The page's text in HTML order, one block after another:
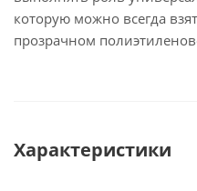
которую можно всегда
прозрачном
Характеристики